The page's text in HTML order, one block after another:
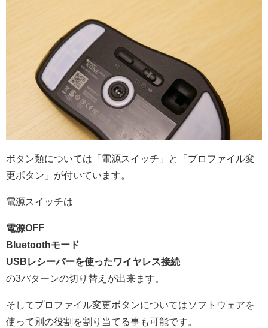
ボタン類については「電源スイッチ」と「プロファイル変
更ボタン」が付いています。
電源スイッチは
電源OFF
Bluetoothモード
USBレシーバーを使ったワイヤレス接続
の3パターンの切り替えが出来ます。
そしてプロファイル変更ボタンについてはソフトウェアを
使って別の役割を割り当てる事も可能です。